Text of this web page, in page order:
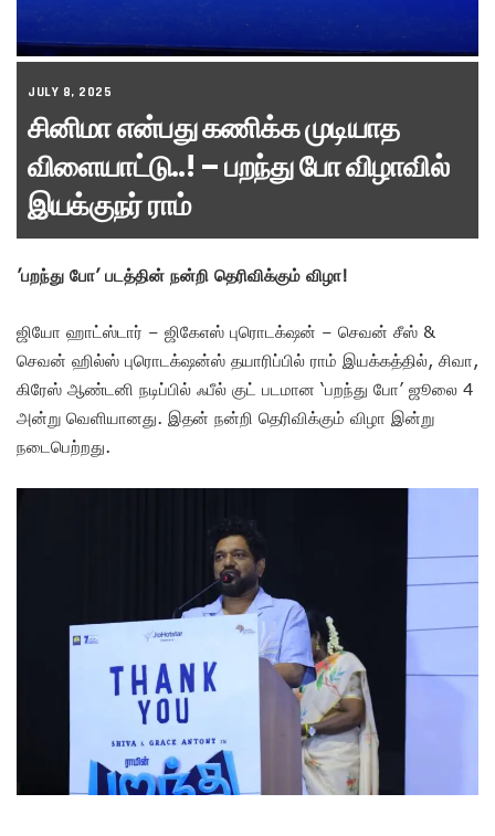
JULY 8, 2025
சினிமா என்பது கணிக்க முடியாத
விளையாட்டு..! – பறந்து போ விழாவில்
இயக்குநர் ராம்
’பறந்து போ’ படத்தின் நன்றி தெரிவிக்கும் விழா!
ஜியோ ஹாட்ஸ்டார் – ஜிகேஎஸ் புரொடக்‌ஷன் – செவன் சீஸ் &
செவன் ஹில்ஸ் புரொடக்‌ஷன்ஸ் தயாரிப்பில் ராம் இயக்கத்தில், சிவா,
கிரேஸ் ஆண்டனி நடிப்பில் ஃபீல் குட் படமான ‘பறந்து போ’ ஜூலை 4
அன்று வெளியானது. இதன் நன்றி தெரிவிக்கும் விழா இன்று
நடைபெற்றது.